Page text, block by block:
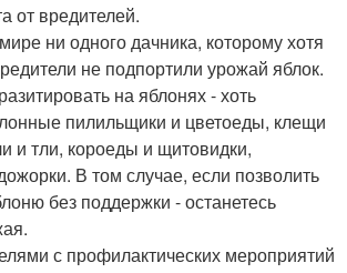
от вредителей.
ни одного дачника, которому хотя
не подпортили урожай яблок.
на яблонях - хоть
пилильщики и цветоеды, клещи
и тли, короеды и щитовидки,
В том случае, если позволить
без поддержки - останетесь
с профилактических мероприятий